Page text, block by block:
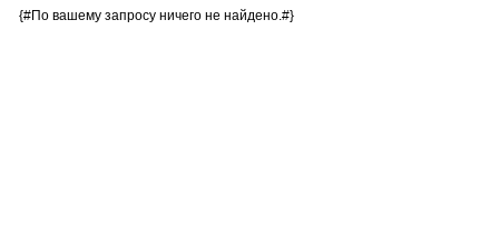
{#По вашему запросу ничего не найдено.#}